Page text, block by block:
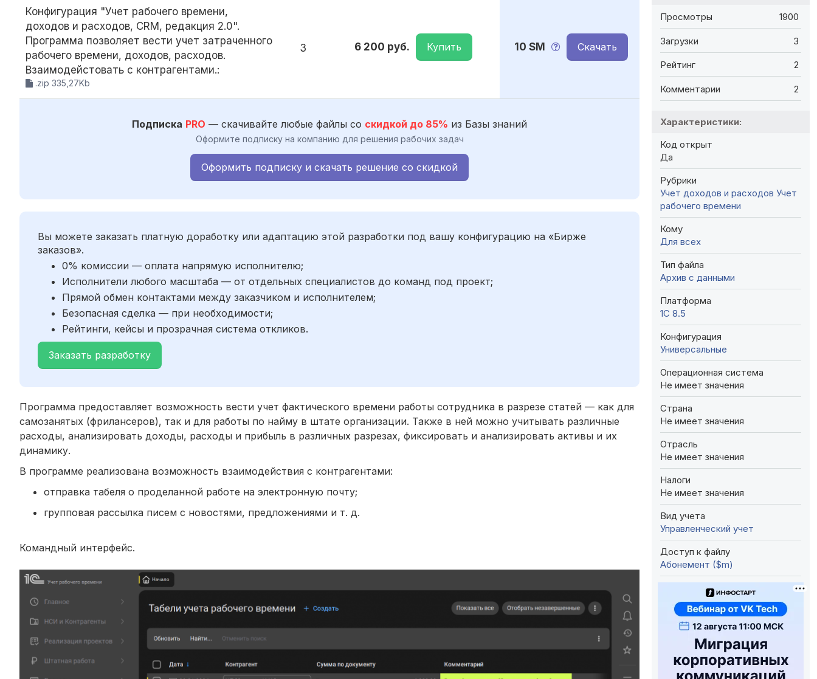
Конфигурация "Учет рабочего времени,
доходов и расходов, CRM, редакция 2.0".
Программа позволяет вести учет затраченного
рабочего времени, доходов, расходов.
Взаимодейстовать с контрагентами.:
.zip 335,27Kb
3 6 200 руб. Купить 10 SM Скачать
Подписка PRO — скачивайте любые файлы со скидкой до 85% из Базы знаний
Оформите подписку на компанию для решения рабочих задач
Оформить подписку и скачать решение со скидкой
Вы можете заказать платную доработку или адаптацию этой разработки под вашу конфигурацию на «Бирже
заказов».
0% комиссии — оплата напрямую исполнителю;
Исполнители любого масштаба — от отдельных специалистов до команд под проект;
Прямой обмен контактами между заказчиком и исполнителем;
Безопасная сделка — при необходимости;
Рейтинги, кейсы и прозрачная система откликов.
Заказать разработку
Программа предоставляет возможность вести учет фактического времени работы сотрудника в разрезе статей — как для
самозанятых (фрилансеров), так и для работы по найму в штате организации. Также в ней можно учитывать различные
расходы, анализировать доходы, расходы и прибыль в различных разрезах, фиксировать и анализировать активы и их
динамику.
В программе реализована возможность взаимодействия с контрагентами:
отправка табеля о проделанной работе на электронную почту;
групповая рассылка писем с новостями, предложениями и т. д.
Командный интерфейс.
Просмотры 1900
Загрузки 3
Рейтинг 2
Комментарии 2
Характеристики:
Код открыт
Да
Рубрики
Учет доходов и расходов Учет
рабочего времени
Кому
Для всех
Тип файла
Архив с данными
Платформа
1С 8.5
Конфигурация
Универсальные
Операционная система
Не имеет значения
Страна
Не имеет значения
Отрасль
Не имеет значения
Налоги
Не имеет значения
Вид учета
Управленческий учет
Доступ к файлу
Абонемент ($m)